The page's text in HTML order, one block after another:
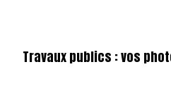
Travaux publics : vos